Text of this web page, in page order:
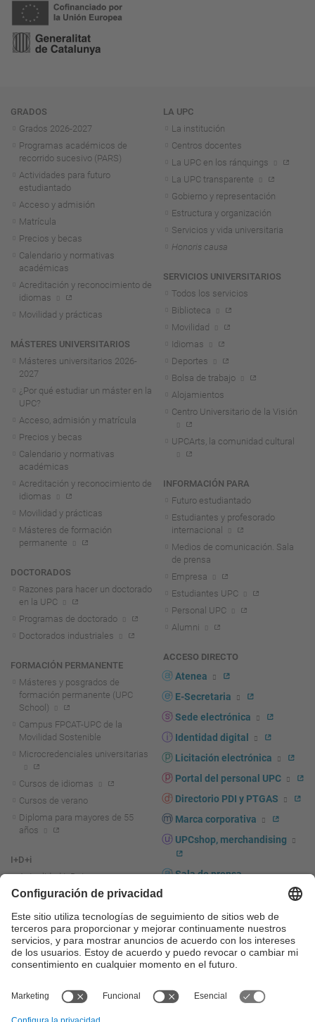
Navegación
GRADOS
Grados 2026-2027
Programas académicos de
recorrido sucesivo (PARS)
Actividades para futuro
estudiantado
Acceso y admisión
Matrícula
Precios y becas
Calendario y normativas
académicas
Acreditación y reconocimiento de
idiomas
Movilidad y prácticas
MÁSTERES UNIVERSITARIOS
Másteres universitarios 2026-
2027
¿Por qué estudiar un máster en la
UPC?
Acceso, admisión y matrícula
Precios y becas
Calendario y normativas
académicas
Acreditación y reconocimiento de
idiomas
Movilidad y prácticas
Másteres de formación
permanente
DOCTORADOS
Razones para hacer un doctorado
en la UPC
Programas de doctorado
Doctorados industriales
FORMACIÓN PERMANENTE
Másteres y posgrados de
formación permanente (UPC
School)
Campus FPCAT-UPC de la
Movilidad Sostenible
Microcredenciales universitarias
Cursos de idiomas
Cursos de verano
Diploma para mayores de 55
años
I+D+i
Actualidad I+D+I
La investigación en la UPC
investigación
La transferencia, el
emprendimiento y la innovación
en la UPC
transferencia, el emprendimiento
LA UPC
La institución
Centros docentes
La UPC en los ránquings
La UPC transparente
Gobierno y representación
Estructura y organización
Servicios y vida universitaria
Honoris causa
SERVICIOS UNIVERSITARIOS
Todos los servicios
Biblioteca
Movilidad
Idiomas
Deportes
Bolsa de trabajo
Alojamientos
Centro Universitario de la Visión
UPCArts, la comunidad cultural
INFORMACIÓN PARA
Futuro estudiantado
Estudiantes y profesorado
internacional
Medios de comunicación. Sala
de prensa
Empresa
Estudiantes UPC
Personal UPC
Alumni
ACCESO DIRECTO
Atenea
E-Secretaria
Sede electrónica
Identidad digital
Licitación electrónica
Portal del personal UPC
Directorio PDI y PTGAS
Marca corporativa
UPCshop, merchandising
Sala de prensa